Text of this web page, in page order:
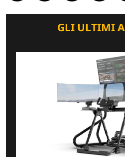
GLI ULTIMI